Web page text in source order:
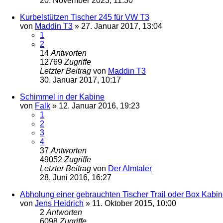
Kurbelstützen Tischer 245 für VW T3
von Maddin T3 » 27. Januar 2017, 13:04
1
2
14 Antworten
12769 Zugriffe
Letzter Beitrag von Maddin T3
30. Januar 2017, 10:17
Schimmel in der Kabine
von Falk » 12. Januar 2016, 19:23
1
2
3
4
37 Antworten
49052 Zugriffe
Letzter Beitrag von Der Almtaler
28. Juni 2016, 16:27
Abholung einer gebrauchten Tischer Trail oder Box
von Jens Heidrich » 11. Oktober 2015, 10:00
2 Antworten
6098 Zugriffe